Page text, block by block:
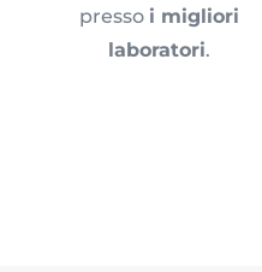
presso i migliori
laboratori.